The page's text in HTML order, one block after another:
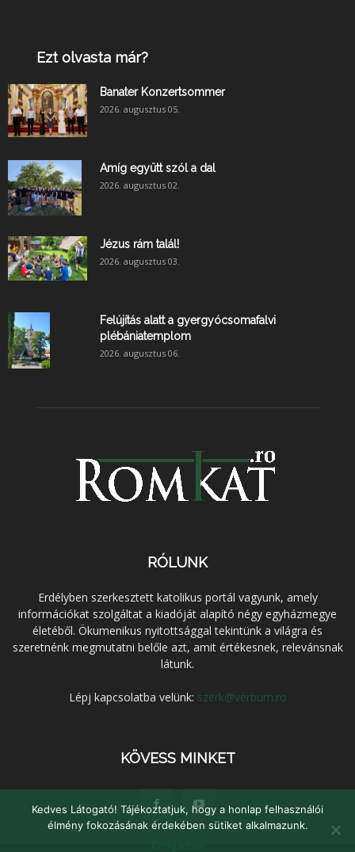
Ezt olvasta már?
Banater Konzertsommer
2026. augusztus 05.
Amíg együtt szól a dal
2026. augusztus 02.
Jézus rám talál!
2026. augusztus 03.
Felújítás alatt a gyergyócsomafalvi
plébániatemplom
2026. augusztus 06.
RÓLUNK
Erdélyben szerkesztett katolikus portál vagyunk, amely
információkat szolgáltat a kiadóját alapító négy egyházmegye
életéből. Ökumenikus nyitottsággal tekintünk a világra és
szeretnénk megmutatni belőle azt, amit értékesnek, relevánsnak
látunk.
Lépj kapcsolatba velünk: szerk@verbum.ro
KÖVESS MINKET
Kedves Látogató! Tájékoztatjuk, hogy a honlap felhasználói
élmény fokozásának érdekében sütiket alkalmazunk.